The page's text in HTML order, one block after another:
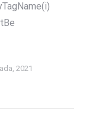
2021